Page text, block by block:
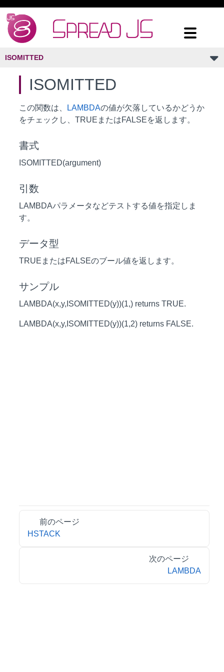
ISOMITTED
ISOMITTED
この関数は、 LAMBDAの値が欠落しているかどうか
をチェックし、TRUEまたはFALSEを返します。
書式
ISOMITTED(argument)
引数
LAMBDAパラメータなどテストする値を指定しま
す。
データ型
TRUEまたはFALSEのブール値を返します。
サンプル
LAMBDA(x,y,ISOMITTED(y))(1,) returns TRUE.
LAMBDA(x,y,ISOMITTED(y))(1,2) returns FALSE.
前のページ
HSTACK
次のページ
LAMBDA